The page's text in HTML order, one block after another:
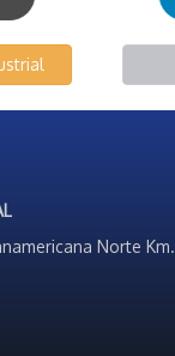
Norte Km.